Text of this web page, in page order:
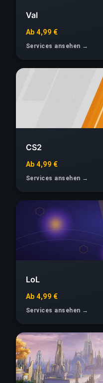
Val
Ab 4,99 €
Services ansehen →
CS2
Ab 4,99 €
Services ansehen →
LoL
Ab 4,99 €
Services ansehen →